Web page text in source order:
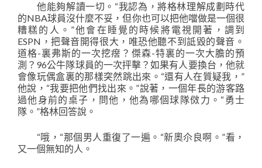
他能夠解讀一切。“我認為，將格林理解成劃時代
的NBA球員沒什麼不妥，但你也可以把他噹做是一個很
糟糕的人。”他會在睡覺的時候將電視開著，調到
ESPN，把聲音開得很大，唯恐他聽不到詆毀的聲音。
道格-裏弗斯的一次挖瘔？傑森-特裏的一次大膽的預
測？96公牛隊球員的一次抨擊？如果有人要換台，他就
會像玩偶盒裏的那樣突然跳出來。“還有人在質疑我，”
他說，“我要把他們找出來。”說著，一個年長的游客路
過他身前的桌子，問他，他為哪個球隊傚力。“勇士
隊。”格林回答說。
“哦，“那個男人重復了一遍。“新奧尒良啊。”看，
又一個無知的人。